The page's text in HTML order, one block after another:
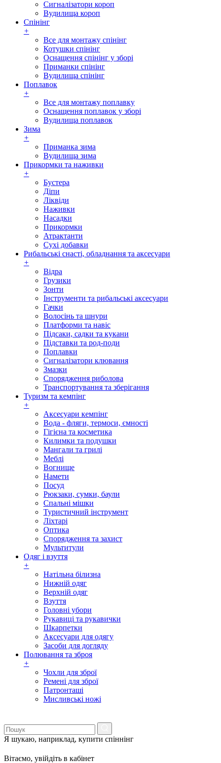
Сигналізатори короп
Вудилища короп
Спінінг
+
Все для монтажу спінінг
Котушки спінінг
Оснащення спінінг у зборі
Приманки спінінг
Вудилища спінінг
Поплавок
+
Все для монтажу поплавку
Оснащення поплавок у зборі
Вудилища поплавок
Зима
+
Приманка зима
Вудилища зима
Прикормки та наживки
+
Бустера
Діпи
Ліквіди
Наживки
Насадки
Прикормки
Атрактанти
Сухі добавки
Рибальські снасті, обладнання та аксесуари
+
Відра
Грузики
Зонти
Інструменти та рибальські аксесуари
Гачки
Волосінь та шнури
Платформи та навіс
Підсаки, садки та кукани
Підставки та род-поди
Поплавки
Сигналізатори клювання
Змазки
Спорядження риболова
Транспортування та зберігання
Туризм та кемпінг
+
Аксесуари кемпінг
Вода - фляги, термоси, ємності
Гігієна та косметика
Килимки та подушки
Мангали та грилі
Меблі
Вогнище
Намети
Посуд
Рюкзаки, сумки, баули
Спальні мішки
Туристичний інструмент
Ліхтарі
Оптика
Спорядження та захист
Мультитули
Одяг і взуття
+
Натільна білизна
Нижній одяг
Верхній одяг
Взуття
Головні убори
Рукавиці та рукавички
Шкарпетки
Аксесуари для одягу
Засоби для догляду
Полювання та зброя
+
Чохли для зброї
Ремені для зброї
Патронташі
Мисливські ножі
Я шукаю, наприклад, купити спіннінг
Вітаємо, увійдіть в кабінет